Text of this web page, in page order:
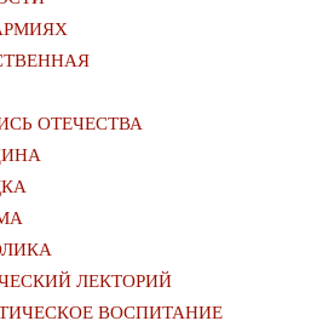
ОТЕЧЕСТВА
ЛЕКТОРИЙ
ВОСПИТАНИЕ